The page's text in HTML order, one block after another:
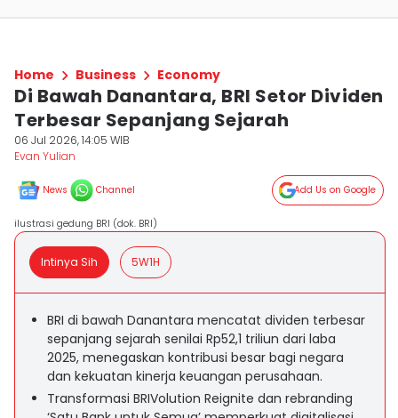
Home Business Economy
Di Bawah Danantara, BRI Setor Dividen
Terbesar Sepanjang Sejarah
06 Jul 2026, 14:05 WIB
Evan Yulian
News Channel Add Us on Google
ilustrasi gedung BRI (dok. BRI)
Intinya Sih 5W1H
BRI di bawah Danantara mencatat dividen terbesar
sepanjang sejarah senilai Rp52,1 triliun dari laba
2025, menegaskan kontribusi besar bagi negara
dan kekuatan kinerja keuangan perusahaan.
Transformasi BRIVolution Reignite dan rebranding